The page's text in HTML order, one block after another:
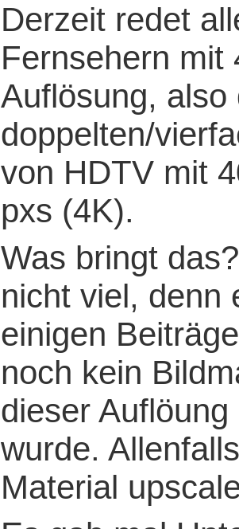
Derzeit redet
Fernsehern mit
Auflösung, also
doppelten/
von HDTV mit
pxs (4K).
Was bringt
nicht viel, denn
einigen
noch kein
dieser
wurde.
Material